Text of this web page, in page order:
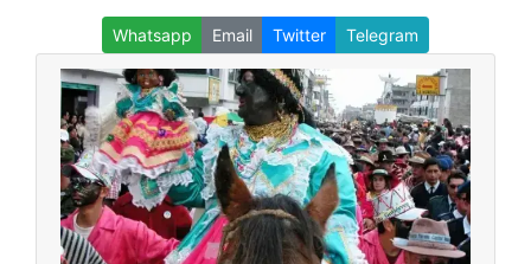
Whatsapp Email Twitter Telegram